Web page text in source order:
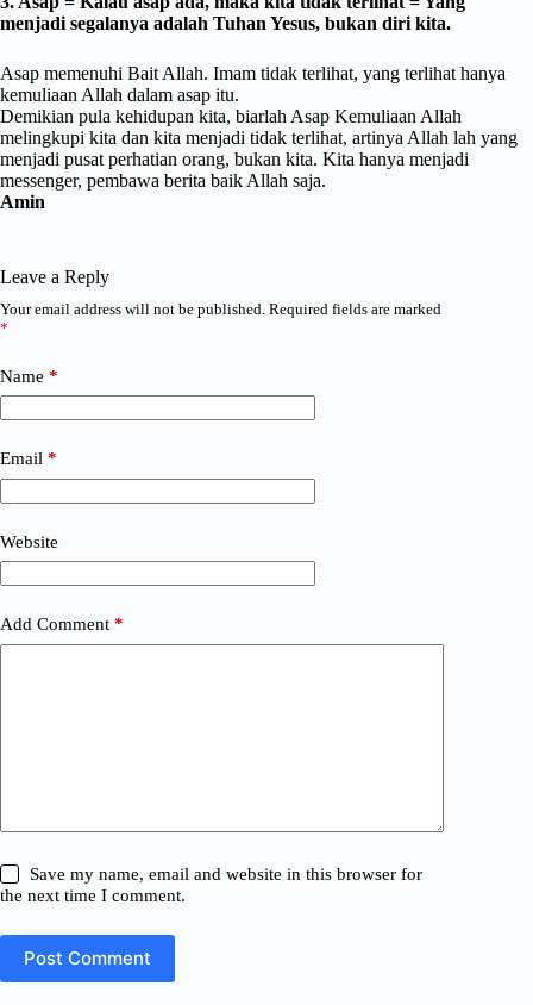
menjadi segalanya adalah Tuhan Yesus, bukan diri kita.
Asap memenuhi Bait Allah. Imam tidak terlihat, yang terlihat hanya
kemuliaan Allah dalam asap itu.
Demikian pula kehidupan kita, biarlah Asap Kemuliaan Allah
melingkupi kita dan kita menjadi tidak terlihat, artinya Allah lah yang
menjadi pusat perhatian orang, bukan kita. Kita hanya menjadi
messenger, pembawa berita baik Allah saja.
Amin
Leave a Reply
Your email address will not be published. Required fields are marked
*
Name *
Email *
Website
Add Comment *
Save my name, email and website in this browser for
the next time I comment.
Post Comment